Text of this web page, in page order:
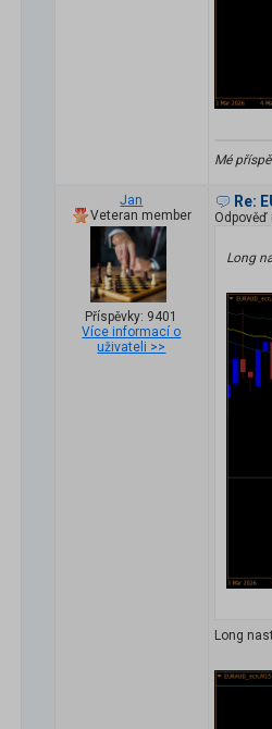
Mé
Jan
Veteran member
Příspěvky: 9401
Více informací o
uživateli >>
Re:
Odpověď
Long
Long